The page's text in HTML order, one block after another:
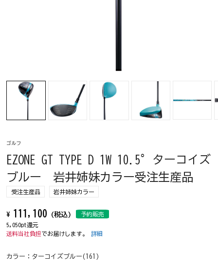
ゴルフ
EZONE GT TYPE D 1W 10.5°ターコイズ
ブルー 岩井姉妹カラー受注生産品
受注生産品 岩井姉妹カラー
¥ 111,100 (税込)
予約販売
5,050pt還元
送料当社負担 でお届けします。詳細
カラー： ターコイズブルー(161)